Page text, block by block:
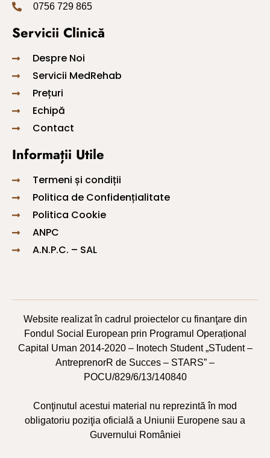
0756 729 865
Servicii Clinică
Despre Noi
Servicii MedRehab
Prețuri
Echipă
Contact
Informații Utile
Termeni și condiții
Politica de Confidențialitate
Politica Cookie
ANPC
A.N.P.C. – SAL
Website realizat în cadrul proiectelor cu finanţare din
Fondul Social European prin Programul Operațional
Capital Uman 2014-2020 – Inotech Student „STudent –
AntreprenorR de Succes – STARS” –
POCU/829/6/13/140840
Conţinutul acestui material nu reprezintă în mod
obligatoriu poziţia oficială a Uniunii Europene sau a
Guvernului României